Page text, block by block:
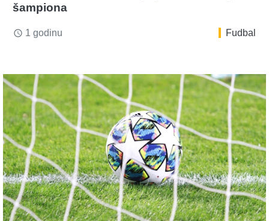
šampiona
access_time 1 godinu Fudbal